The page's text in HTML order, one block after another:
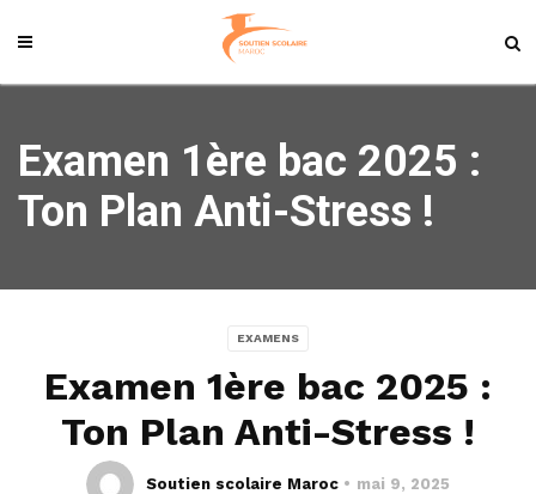
Examen 1ère bac 2025 :
Ton Plan Anti-Stress !
EXAMENS
Examen 1ère bac 2025 :
Ton Plan Anti-Stress !
Soutien scolaire Maroc mai 9, 2025